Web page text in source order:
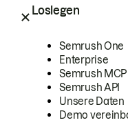
Loslegen
Semrush One
Enterprise
Semrush MCP
Semrush API
Unsere Daten
Demo